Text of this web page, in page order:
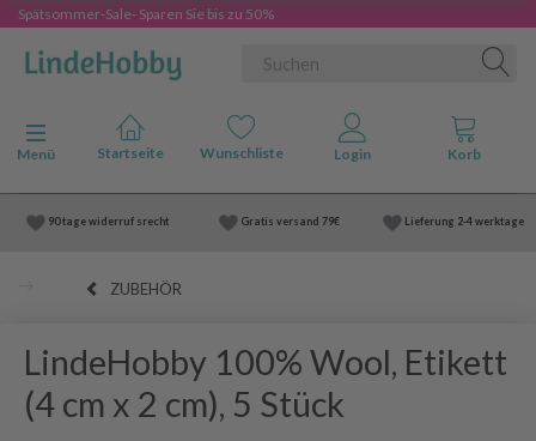
Spätsommer-Sale- Sparen Sie bis zu 50%
Anzeige ändern
Menü
90 tage widerruf srecht Gratis versand 79€ Lieferung 2-4 werktage
ZUBEHÖR
LindeHobby 100% Wool, Etikett
(4 cm x 2 cm), 5 Stück